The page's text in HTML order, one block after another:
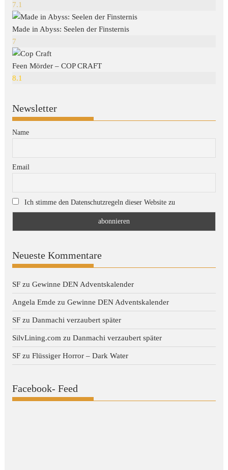
7.1
Made in Abyss: Seelen der Finsternis
7
Feen Mörder – COP CRAFT
8.1
Newsletter
Name
Email
Ich stimme den Datenschutzregeln dieser Website zu
Neueste Kommentare
SF zuGewinne DEN Adventskalender
Angela Emde zuGewinne DEN Adventskalender
SF zuDanmachi verzaubert später
SilvLining.com zuDanmachi verzaubert später
SF zuFlüssiger Horror – Dark Water
Facebook- Feed